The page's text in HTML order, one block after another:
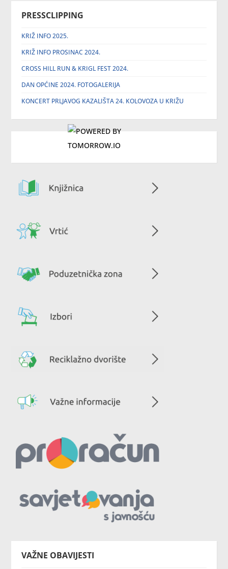
PRESSCLIPPING
KRIŽ INFO 2025.
KRIŽ INFO PROSINAC 2024.
CROSS HILL RUN & KRIGL FEST 2024.
DAN OPĆINE 2024. FOTOGALERIJA
KONCERT PRLJAVOG KAZALIŠTA 24. KOLOVOZA U KRIŽU
VAŽNE OBAVIJESTI